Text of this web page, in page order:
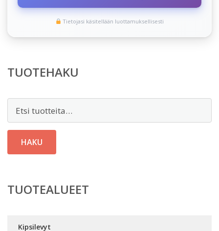
Tietojasi käsitellään luottamuksellisesti
TUOTEHAKU
HAKU
TUOTEALUEET
Kipsilevyt